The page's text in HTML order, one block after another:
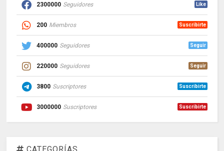
2300000 Seguidores Like
200 Miembros Suscribirte
400000 Seguidores Seguir
220000 Seguidores Seguir
3800 Suscriptores Suscribirte
3000000 Suscriptores Suscribirte